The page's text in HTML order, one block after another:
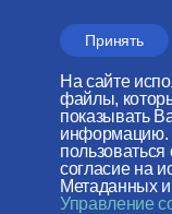
Принять
На сайте
файлы,
показывать
информацию.
согласие на
Метаданных
Управление